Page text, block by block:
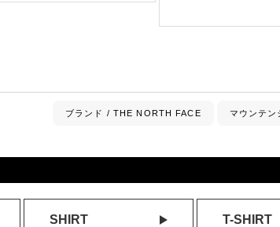
ブランド / THE NORTH FACE マウンテン
SHIRT T-SHIRT